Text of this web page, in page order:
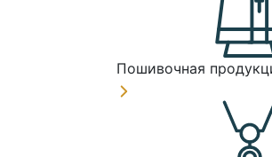
Пошивочная